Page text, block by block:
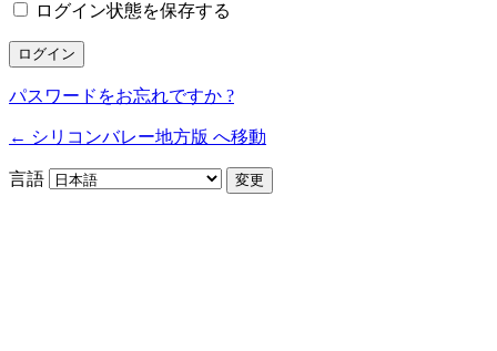
ログイン状態を保存する
パスワードをお忘れですか ?
← シリコンバレー地方版 へ移動
言語